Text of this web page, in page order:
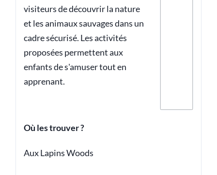
visiteurs de découvrir la nature
et les animaux sauvages dans un
cadre sécurisé. Les activités
proposées permettent aux
enfants de s'amuser tout en
apprenant.
Où les trouver ?
Aux Lapins Woods